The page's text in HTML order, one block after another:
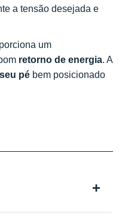
a tensão desejada e
um
retorno de energia. A
pé bem posicionado